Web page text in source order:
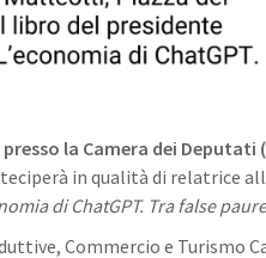
la Camera dei
in qualità di relatrice
di ChatGPT. Tra false
Commercio e Turismo